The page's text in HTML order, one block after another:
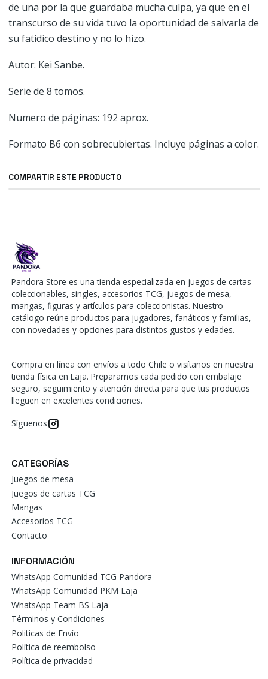
de una por la que guardaba mucha culpa, ya que en el
transcurso de su vida tuvo la oportunidad de salvarla de
su fatídico destino y no lo hizo.
Autor: Kei Sanbe.
Serie de 8 tomos.
Numero de páginas: 192 aprox.
Formato B6 con sobrecubiertas. Incluye páginas a color.
COMPARTIR ESTE PRODUCTO
Pandora Store es una tienda especializada en juegos de cartas
coleccionables, singles, accesorios TCG, juegos de mesa,
mangas, figuras y artículos para coleccionistas. Nuestro
catálogo reúne productos para jugadores, fanáticos y familias,
con novedades y opciones para distintos gustos y edades.
Compra en línea con envíos a todo Chile o visítanos en nuestra
tienda física en Laja. Preparamos cada pedido con embalaje
seguro, seguimiento y atención directa para que tus productos
lleguen en excelentes condiciones.
Síguenos
CATEGORÍAS
Juegos de mesa
Juegos de cartas TCG
Mangas
Accesorios TCG
Contacto
INFORMACIÓN
WhatsApp Comunidad TCG Pandora
WhatsApp Comunidad PKM Laja
WhatsApp Team BS Laja
Términos y Condiciones
Politicas de Envío
Política de reembolso
Política de privacidad